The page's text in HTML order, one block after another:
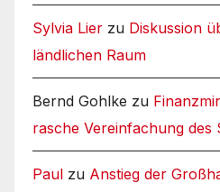
Sylvia Lier zu Diskussion
ländlichen Raum
Bernd Gohlke zu
rasche Vereinfachung des
Paul zu Anstieg der